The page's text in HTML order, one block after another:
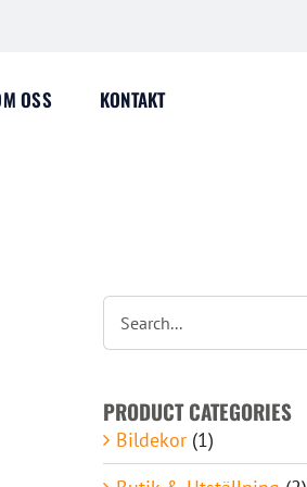
OSS KONTAKT
PRODUCT CATEGORIES
Bildekor (1)